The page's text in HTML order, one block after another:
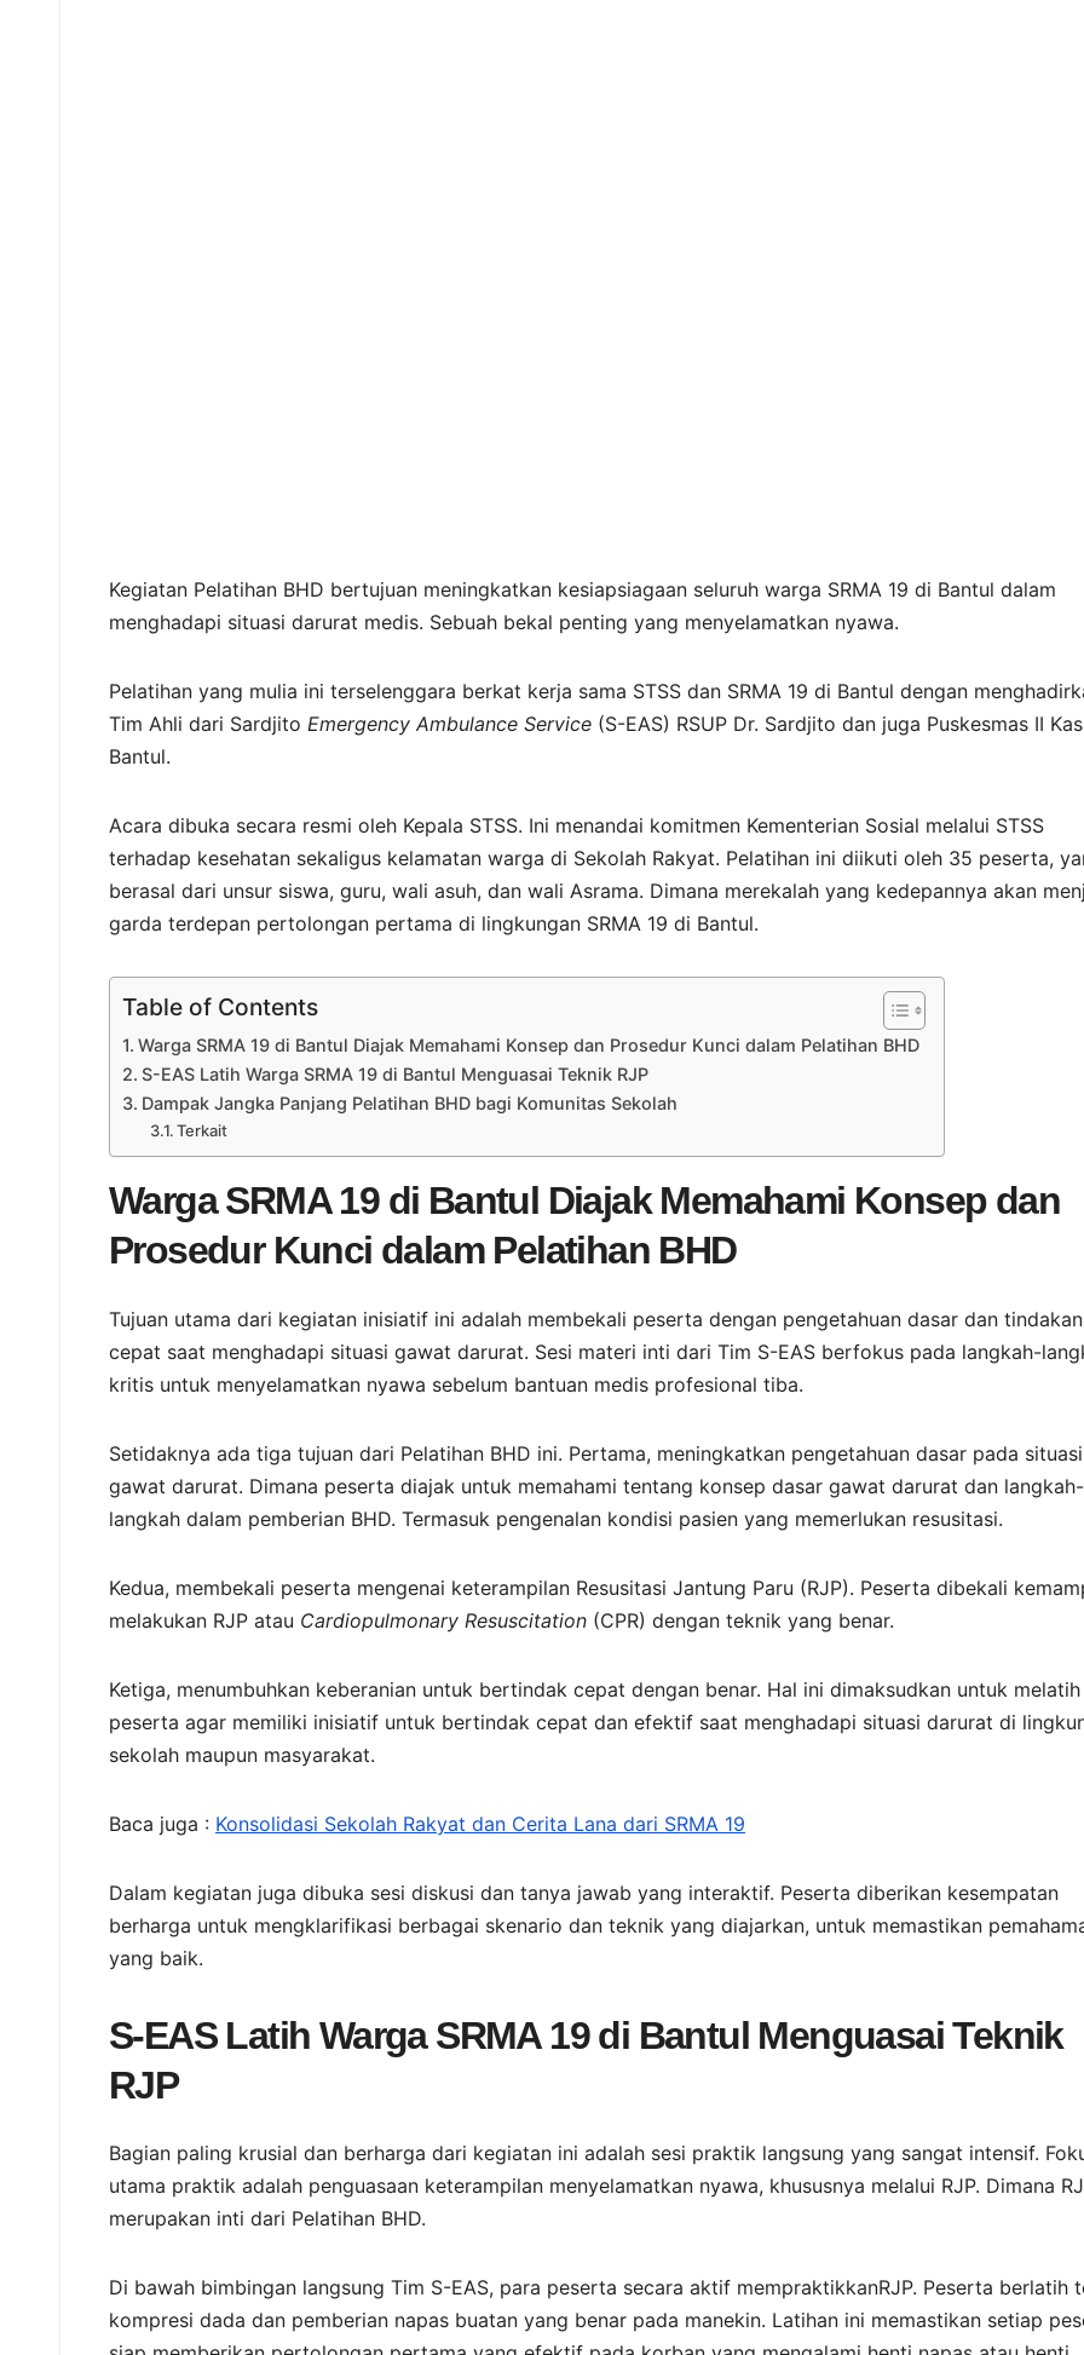
Kegiatan Pelatihan BHD bertujuan meningkatkan kesiapsiagaan seluruh warga SRMA 19 di Bantul dalam
menghadapi situasi darurat medis. Sebuah bekal penting yang menyelamatkan nyawa.
Pelatihan yang mulia ini terselenggara berkat kerja sama STSS dan SRMA 19 di Bantul dengan
Tim Ahli dari Sardjito Emergency Ambulance Service (S-EAS) RSUP Dr. Sardjito dan juga Puskesmas II
Bantul.
Acara dibuka secara resmi oleh Kepala STSS. Ini menandai komitmen Kementerian Sosial melalui STSS
terhadap kesehatan sekaligus kelamatan warga di Sekolah Rakyat. Pelatihan ini diikuti oleh 35 peserta,
berasal dari unsur siswa, guru, wali asuh, dan wali Asrama. Dimana merekalah yang kedepannya akan
garda terdepan pertolongan pertama di lingkungan SRMA 19 di Bantul.
Table of Contents
Warga SRMA 19 di Bantul Diajak Memahami Konsep dan Prosedur Kunci dalam Pelatihan BHD
S-EAS Latih Warga SRMA 19 di Bantul Menguasai Teknik RJP
Dampak Jangka Panjang Pelatihan BHD bagi Komunitas Sekolah
Terkait
Warga SRMA 19 di Bantul Diajak Memahami Konsep dan
Prosedur Kunci dalam Pelatihan BHD
Tujuan utama dari kegiatan inisiatif ini adalah membekali peserta dengan pengetahuan dasar dan tindakan
cepat saat menghadapi situasi gawat darurat. Sesi materi inti dari Tim S-EAS berfokus pada langkah-
kritis untuk menyelamatkan nyawa sebelum bantuan medis profesional tiba.
Setidaknya ada tiga tujuan dari Pelatihan BHD ini. Pertama, meningkatkan pengetahuan dasar pada situasi
gawat darurat. Dimana peserta diajak untuk memahami tentang konsep dasar gawat darurat dan langkah-
langkah dalam pemberian BHD. Termasuk pengenalan kondisi pasien yang memerlukan resusitasi.
Kedua, membekali peserta mengenai keterampilan Resusitasi Jantung Paru (RJP). Peserta dibekali
melakukan RJP atau Cardiopulmonary Resuscitation (CPR) dengan teknik yang benar.
Ketiga, menumbuhkan keberanian untuk bertindak cepat dengan benar. Hal ini dimaksudkan untuk melatih
peserta agar memiliki inisiatif untuk bertindak cepat dan efektif saat menghadapi situasi darurat di
sekolah maupun masyarakat.
Baca juga : Konsolidasi Sekolah Rakyat dan Cerita Lana dari SRMA 19
Dalam kegiatan juga dibuka sesi diskusi dan tanya jawab yang interaktif. Peserta diberikan kesempatan
berharga untuk mengklarifikasi berbagai skenario dan teknik yang diajarkan, untuk memastikan
yang baik.
S-EAS Latih Warga SRMA 19 di Bantul Menguasai Teknik
RJP
Bagian paling krusial dan berharga dari kegiatan ini adalah sesi praktik langsung yang sangat intensif.
utama praktik adalah penguasaan keterampilan menyelamatkan nyawa, khususnya melalui RJP. Dimana
merupakan inti dari Pelatihan BHD.
Di bawah bimbingan langsung Tim S-EAS, para peserta secara aktif mempraktikkanRJP. Peserta berlatih
kompresi dada dan pemberian napas buatan yang benar pada manekin. Latihan ini memastikan setiap